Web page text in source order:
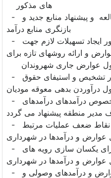
های مذکور
- برنامه ریزی به منظور مطالعه و پیشنهاد منابع جدید و
بازنگری منابع درآمد
- صدور دستورالعمل به منظور ایجاد تسهیلات لازم جهت
و ارائه روشهای تازه برای
عوارض جاری شهروندان
- اتخاذ تدابیر لازم به منظور تشخیص و استیفای حقوق
درآوردن بدهی معوقه مودیان
- بررسی و اظهار نظر در خصوص درآمدهای درآمدهای
- برنامه ریزی به منظور شناسایی نقاط ضعف عملیات مرتبط
عوارض و درآمدها در شهرداری
- برنامه ریزی و هماهنگی لازم برای یکسان سازی رویه های
و درآمدها در شهرداری
- نظارت بر جذب و وصول عوارض و درآمدهای وصولی و